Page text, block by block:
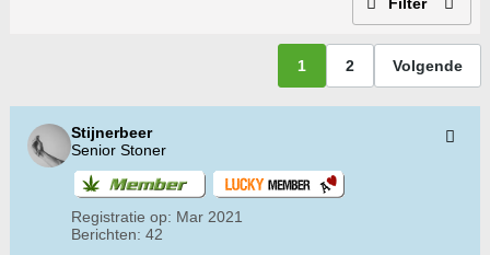
1 2 Volgende
Stijnerbeer
Senior Stoner
Registratie op: Mar 2021
Berichten: 42